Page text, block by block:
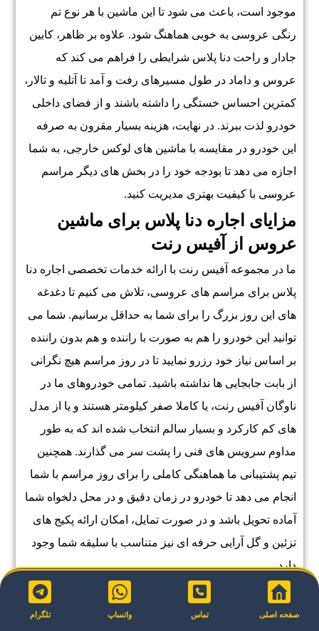
موجود است، باعث می شود تا این ماشین با هر نوع تم
رنگی عروسی به خوبی هماهنگ شود. علاوه بر ظاهر، کابین
جادار و راحت دنا پلاس شرایطی را فراهم می کند که
عروس و داماد در طول مسیرهای رفت و آمد تا آتلیه و تالار،
کمترین احساس خستگی را داشته باشند و از فضای داخلی
خودرو لذت ببرند. در نهایت، هزینه بسیار مقرون به صرفه
این خودرو در مقایسه با ماشین های لوکس خارجی، به شما
اجازه می دهد تا بودجه خود را در بخش های دیگر مراسم
عروسی با کیفیت بهتری مدیریت کنید.
مزایای اجاره دنا پلاس برای ماشین
عروس از آفیس رنت
ما در مجموعه آفیس رنت با ارائه خدمات تخصصی اجاره دنا
پلاس برای مراسم های عروسی، تلاش می کنیم تا دغدغه
های این روز بزرگ را برای شما به حداقل برسانیم. شما می
توانید این خودرو را هم به صورت با راننده و هم بدون راننده
بر اساس نیاز خود رزرو نمایید تا در روز مراسم هیچ نگرانی
از بابت جابجایی ها نداشته باشید. تمامی خودروهای ما در
ناوگان آفیس رنت، یا کاملا صفر کیلومتر هستند و یا از مدل
های کم کارکرد و بسیار سالم انتخاب شده اند که به طور
مداوم سرویس های فنی را پشت سر می گذارند. همچنین
تیم پشتیبانی ما هماهنگی کاملی را برای روز مراسم با شما
انجام می دهد تا خودرو در زمان دقیق و در محل دلخواه شما
آماده تحویل باشد و در صورت تمایل، امکان ارائه پکیج های
تزئین و گل آرایی حرفه ای نیز متناسب با سلیقه شما وجود
دارد.
جمع بندی و سخن نهایی صفحه اصلی تماس واتساپ تلگرام